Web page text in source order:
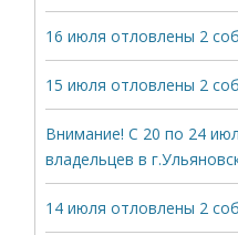
16 июля отловлены 2
15 июля отловлены 2
Внимание! С 20 по 24
владельцев в
14 июля отловлены 2